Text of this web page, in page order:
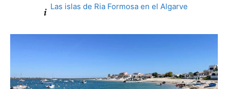
Las islas de Ria Formosa en el Algarve